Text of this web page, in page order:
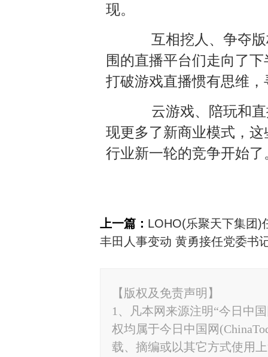
现。
互相挖人、争夺版
围的直播平台们走向了
打破游戏直播惯有思维
云游戏、陪玩和直
现更多了新商业模式，
行业新一轮的竞争开始了
上一篇： LOHO(乐聚天下集团)
丰田人事变动 黄勇接任党委书
【版权及免责声明】
1、凡本网来源注明“今日中
权均属于今日中国网
载、摘编或以其它方式使用